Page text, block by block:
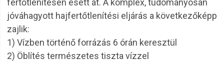
fertőtlenítésen esett át. A komplex, tudományosan
jóváhagyott hajfertőtlenítési eljárás a következőképp
zajlik:
1) Vízben történő forrázás 6 órán keresztül
2) Öblítés természetes tiszta vízzel